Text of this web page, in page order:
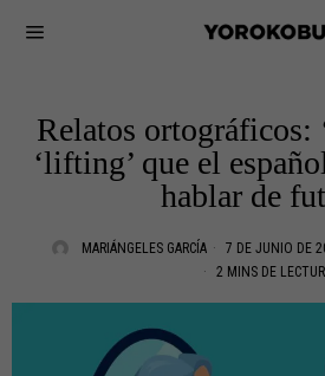
Relatos ortográficos:
‘lifting’ que el
hablar de
MARIÁNGELES GARCÍA 7 DE JUNIO DE
2 MINS DE